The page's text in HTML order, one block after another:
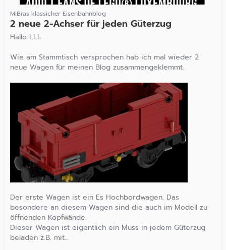
MiBras klassicher Eisenbahnblog
2 neue 2-Achser für jeden Güterzug
Hallo LLL
Wie am Stammtisch versprochen hab ich mal wieder 2
neue Wagen für meinen Blog zusammengeklemmt.
Der erste Wagen ist ein Es Hochbordwagen. Das
besondere an diesem Wagen sind die auch im Modell zu
öffnenden Kopfwände.
Dieser Wagen ist eigentlich ein Muss in jedem Güterzug
beladen z.B. mit…